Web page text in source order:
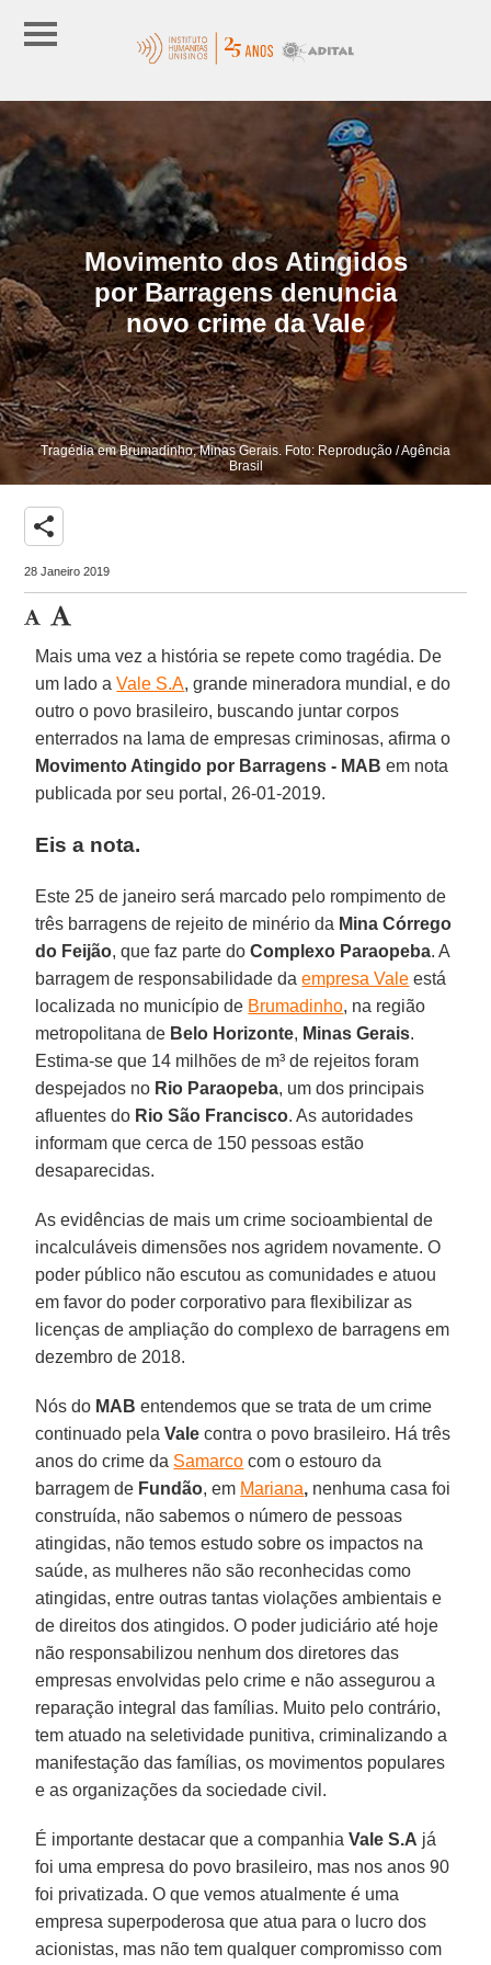
Movimento dos Atingidos
por Barragens denuncia
novo crime da Vale
Tragédia em Brumadinho, Minas Gerais. Foto: Reprodução / Agência
Brasil
share
28 Janeiro 2019
Mais uma vez a história se repete como tragédia. De
um lado aVale S.A, grande mineradora mundial, e do
outro o povo brasileiro, buscando juntar corpos
enterrados na lama de empresas criminosas, afirma o
Movimento Atingido por Barragens - MAB em nota
publicada por seu portal, 26-01-2019.
Eis a nota.
Este 25 de janeiro será marcado pelo rompimento de
três barragens de rejeito de minério da Mina Córrego
do Feijão, que faz parte doComplexo Paraopeba. A
barragem de responsabilidade daempresa Vale está
localizada no município de Brumadinho, na região
metropolitana de Belo Horizonte, Minas Gerais.
Estima-se que 14 milhões de m³ de rejeitos foram
despejados no Rio Paraopeba, um dos principais
afluentes do Rio São Francisco. As autoridades
informam que cerca de 150 pessoas estão
desaparecidas.
As evidências de mais um crime socioambiental de
incalculáveis dimensões nos agridem novamente. O
poder público não escutou as comunidades e atuou
em favor do poder corporativo para flexibilizar as
licenças de ampliação do complexo de barragens em
dezembro de 2018.
Nós do MAB entendemos que se trata de um crime
continuado pelaVale contra o povo brasileiro. Há três
anos do crime da Samarco com o estouro da
barragem de Fundão, em Mariana, nenhuma casa foi
construída, não sabemos o número de pessoas
atingidas, não temos estudo sobre os impactos na
saúde, as mulheres não são reconhecidas como
atingidas, entre outras tantas violações ambientais e
de direitos dos atingidos. O poder judiciário até hoje
não responsabilizou nenhum dos diretores das
empresas envolvidas pelo crime e não assegurou a
reparação integral das famílias. Muito pelo contrário,
tem atuado na seletividade punitiva, criminalizando a
manifestação das famílias, os movimentos populares
e as organizações da sociedade civil.
É importante destacar que a companhiaVale S.A já
foi uma empresa do povo brasileiro, mas nos anos 90
foi privatizada. O que vemos atualmente é uma
empresa superpoderosa que atua para o lucro dos
acionistas, mas não tem qualquer compromisso com